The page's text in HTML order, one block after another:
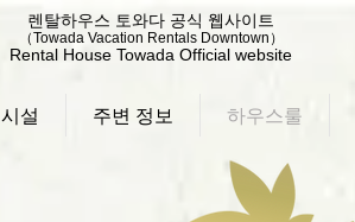
렌탈하우스 토와다 공식 웹사이트
（Towada Vacation Rentals Downtown）
Rental House Towada Official website
시설 주변 정보 하우스룰